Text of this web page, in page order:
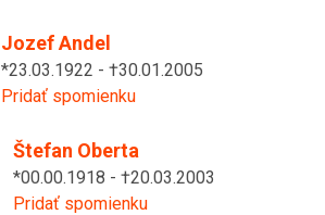
Jozef Andel
*23.03.1922 - †30.01.2005
Pridať spomienku
Štefan Oberta
*00.00.1918 - †20.03.2003
Pridať spomienku